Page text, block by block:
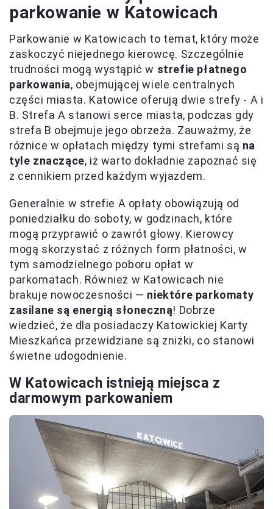
parkowanie w Katowicach
Parkowanie w Katowicach to temat, który może
zaskoczyć niejednego kierowcę. Szczególnie
trudności mogą wystąpić w strefie płatnego
parkowania, obejmującej wiele centralnych
części miasta. Katowice oferują dwie strefy - A i
B. Strefa A stanowi serce miasta, podczas gdy
strefa B obejmuje jego obrzeża. Zauważmy, że
różnice w opłatach między tymi strefami są na
tyle znaczące, iż warto dokładnie zapoznać się
z cennikiem przed każdym wyjazdem.
Generalnie w strefie A opłaty obowiązują od
poniedziałku do soboty, w godzinach, które
mogą przyprawić o zawrót głowy. Kierowcy
mogą skorzystać z różnych form płatności, w
tym samodzielnego poboru opłat w
parkomatach. Również w Katowicach nie
brakuje nowoczesności — niektóre parkomaty
zasilane są energią słoneczną! Dobrze
wiedzieć, że dla posiadaczy Katowickiej Karty
Mieszkańca przewidziane są zniżki, co stanowi
świetne udogodnienie.
W Katowicach istnieją miejsca z
darmowym parkowaniem